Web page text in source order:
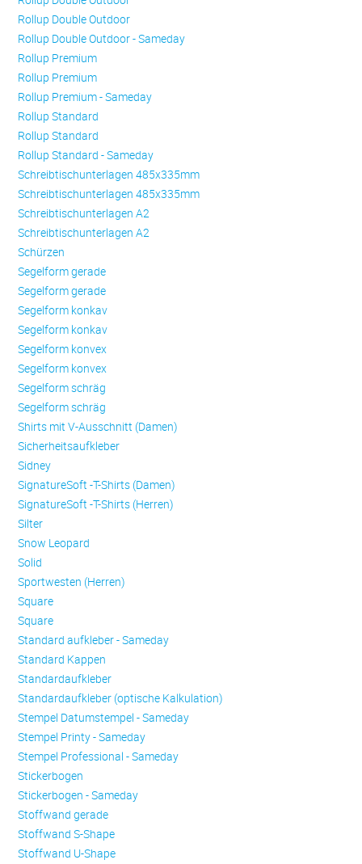
Rollup Double Outdoor
Rollup Double Outdoor - Sameday
Rollup Premium
Rollup Premium
Rollup Premium - Sameday
Rollup Standard
Rollup Standard
Rollup Standard - Sameday
Schreibtischunterlagen 485x335mm
Schreibtischunterlagen 485x335mm
Schreibtischunterlagen A2
Schreibtischunterlagen A2
Schürzen
Se­gel­form ge­ra­de
Se­gel­form ge­ra­de
Se­gel­form konkav
Se­gel­form konkav
Se­gel­form konvex
Se­gel­form konvex
Se­gel­form schräg
Se­gel­form schräg
Shirts mit V-Ausschnitt (Damen)
Sicherheitsaufkleber
Sidney
SignatureSoft -T-Shirts (Damen)
SignatureSoft -T-Shirts (Herren)
Silter
Snow Leopard
Solid
Sportwesten (Herren)
Square
Square
Standard aufkleber - Sameday
Standard Kappen
Standardaufkleber
Standardaufkleber (optische Kalkulation)
Stempel Datumstempel - Sameday
Stempel Printy - Sameday
Stempel Professional - Sameday
Stickerbogen
Stickerbogen - Sameday
Stoffwand gerade
Stoffwand S-Shape
Stoffwand U-Shape